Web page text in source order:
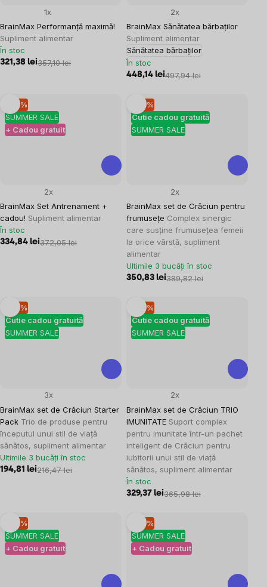
BrainMax Performanță maximă!
Supliment alimentar
1x
În stoc
321,38 lei357,10 lei
BrainMax Sănătatea bărbaților
Supliment alimentar
Sănătatea bărbaților
2x
În stoc
448,14 lei497,94 lei
SUMMER SALE
+ Cadou gratuit
–10 %
BrainMax Set Antrenament +
cadou! Supliment alimentar
2x
În stoc
334,84 lei372,05 lei
Cutie cadou gratuită
SUMMER SALE
–10 %
BrainMax set de Crăciun pentru
frumusețe Complex sinergic
care susține frumusețea femeii
la orice vârstă, supliment
alimentar
2x
Ultimile 3 bucăți în stoc
350,83 lei389,82 lei
Cutie cadou gratuită
SUMMER SALE
–10 %
BrainMax set de Crăciun Starter
Pack Trio de produse pentru
începutul unui stil de viață
sănătos, supliment alimentar
3x
Ultimile 3 bucăți în stoc
194,81 lei216,47 lei
Cutie cadou gratuită
SUMMER SALE
–10 %
BrainMax set de Crăciun TRIO
IMUNITATE Suport complex
pentru imunitate într-un pachet
inteligent de Crăciun pentru
iubitorii unui stil de viață
sănătos, supliment alimentar
2x
În stoc
329,37 lei365,98 lei
SUMMER SALE
+ Cadou gratuit
–10 %
SUMMER SALE
+ Cadou gratuit
–10 %